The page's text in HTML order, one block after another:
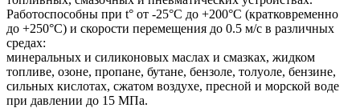
Работоспособны при t° от -25°С до +200°С (кратковременно
до +250°С) и скорости перемещения до 0.5 м/с в различных
средах:
минеральных и силиконовых маслах и смазках, жидком
топливе, озоне, пропане, бутане, бензоле, толуоле, бензине,
сильных кислотах, сжатом воздухе, пресной и морской воде
при давлении до 15 МПа.